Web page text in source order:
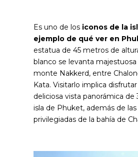
Es uno de los iconos de la
ejemplo de qué ver en
estatua de 45 metros de
blanco se levanta
monte Nakkerd, entre
Kata. Visitarlo implica
deliciosa vista panorámica de
isla de Phuket, además de
privilegiadas de la bahía de